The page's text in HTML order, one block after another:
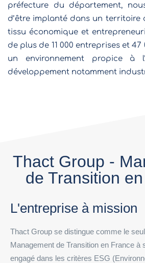
préfecture du département,
d’être implanté dans un territoire
tissu économique et
de plus de 11 000 entreprises et
un environnement propice à
développement notamment
Thact Group -
de Transition
L'entreprise à mission
Thact Group se distingue comme le
Management de Transition en France à
engagé dans les critères ESG